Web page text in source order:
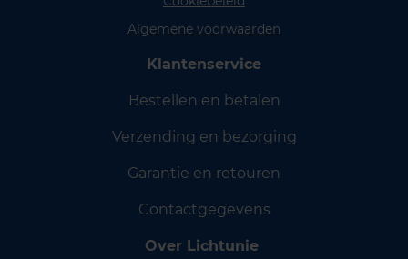
Algemene voorwaarden
Klantenservice
Bestellen en betalen
Verzending en bezorging
Garantie en retouren
Contactgegevens
Over Lichtunie